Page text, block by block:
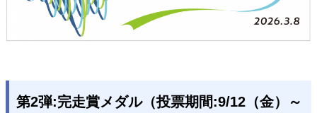
第2弾:完走賞メダル（投票期間:9/12（金）～